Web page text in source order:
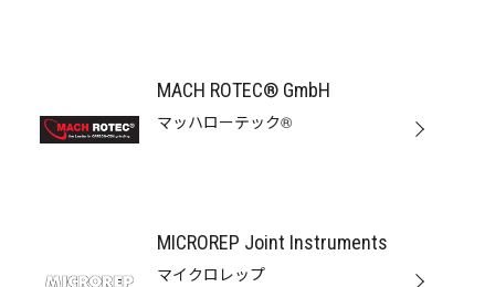
MACH ROTEC® GmbH
マッハローテック®
MICROREP Joint Instruments
マイクロレップ